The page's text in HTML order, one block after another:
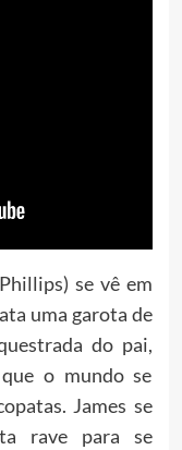
se vê em
uma garota de
do pai,
o mundo se
James se
rave para se